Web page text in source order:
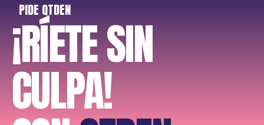
PIDE QTDEN
¡RÍETE SIN
CULPA!